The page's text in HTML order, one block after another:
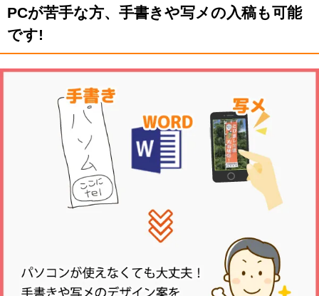
PCが苦手な方、手書きや写メの入稿も可能
です!